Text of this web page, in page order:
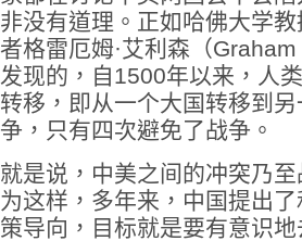
非没有道理。正如哈佛大学
者格雷厄姆·艾利森（
发现的，自1500年以来，人
转移，即从一个大国转移到
争，只有四次避免了战争。
就是说，中美之间的冲突乃
为这样，多年来，中国提出
策导向，目标就是要有意识